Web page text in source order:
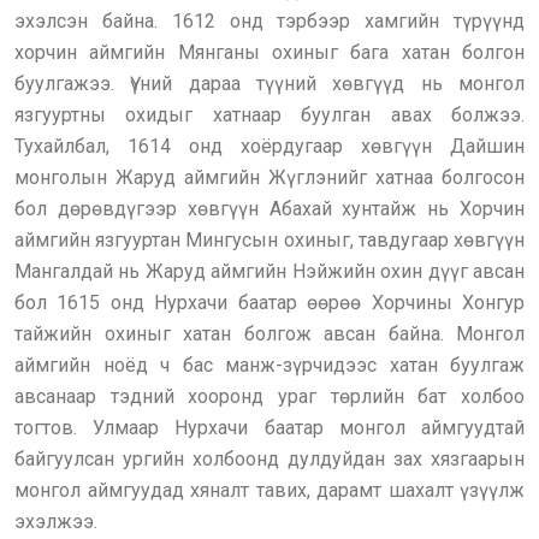
эхэлсэн байна. 1612 онд тэрбээр хамгийн түрүүнд
хорчин аймгийн Мянганы охиныг бага хатан болгон
буулгажээ. Үүний дараа түүний хөвгүүд нь монгол
язгууртны охидыг хатнаар буулган авах болжээ.
Тухайлбал, 1614 онд хоёрдугаар хөвгүүн Дайшин
монголын Жаруд аймгийн Жүглэнийг хатнаа болгосон
бол дөрөвдүгээр хөвгүүн Абахай хунтайж нь Хорчин
аймгийн язгууртан Мингусын охиныг, тавдугаар хөвгүүн
Мангалдай нь Жаруд аймгийн Нэйжийн охин дүүг авсан
бол 1615 онд Нурхачи баатар өөрөө Хорчины Хонгур
тайжийн охиныг хатан болгож авсан байна. Монгол
аймгийн ноёд ч бас манж-зүрчидээс хатан буулгаж
авсанаар тэдний хооронд ураг төрлийн бат холбоо
тогтов. Улмаар Нурхачи баатар монгол аймгуудтай
байгуулсан ургийн холбоонд дулдуйдан зах хязгаарын
монгол аймгуудад хяналт тавих, дарамт шахалт үзүүлж
эхэлжээ.